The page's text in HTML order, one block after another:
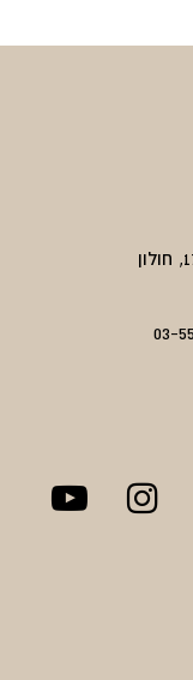
03-